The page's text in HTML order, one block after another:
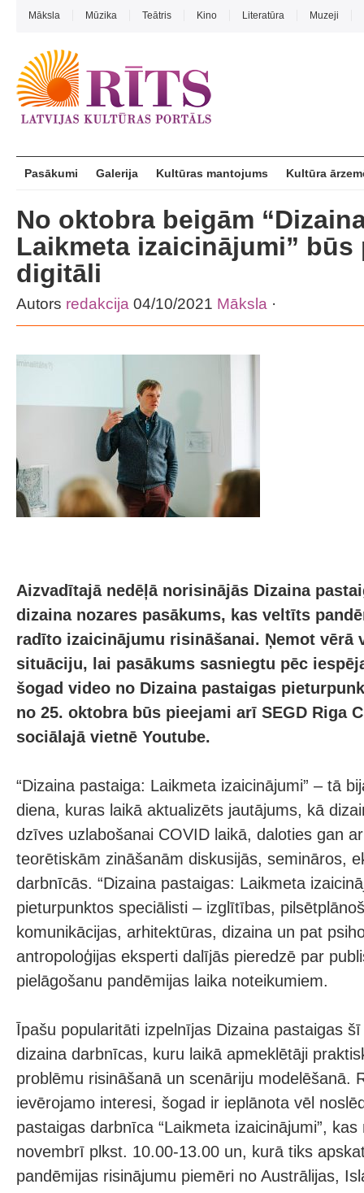
Māksla Mūzika Teātris Kino Literatūra Muzeji
Pasākumi Galerija Kultūras mantojums Kultūra
No oktobra beigām
Laikmeta izaicinājumi” būs
digitāli
Autors redakcija 04/10/2021 Māksla ·
Aizvadītajā nedēļā norisinājās Dizaina
dizaina nozares pasākums, kas veltīts
radīto izaicinājumu risināšanai. Ņemot vērā
situāciju, lai pasākums sasniegtu pēc
šogad video no Dizaina pastaigas
no 25. oktobra būs pieejami arī SEGD Riga
sociālajā vietnē Youtube.
“Dizaina pastaiga: Laikmeta izaicinājumi” – tā
diena, kuras laikā aktualizēts jautājums, kā
dzīves uzlabošanai COVID laikā, daloties gan
teorētiskām zināšanām diskusijās, semināros,
darbnīcās. “Dizaina pastaigas: Laikmeta
pieturpunktos speciālisti – izglītības,
komunikācijas, arhitektūras, dizaina un pat
antropoloģijas eksperti dalījās pieredzē par
pielāgošanu pandēmijas laika noteikumiem.
Īpašu popularitāti izpelnījas Dizaina pastaigas
dizaina darbnīcas, kuru laikā apmeklētāji
problēmu risināšanā un scenāriju modelēšanā.
ievērojamo interesi, šogad ir ieplānota vēl
pastaigas darbnīca “Laikmeta izaicinājumi”,
novembrī plkst. 10.00-13.00 un, kurā tiks
pandēmijas risinājumu piemēri no Austrālijas,